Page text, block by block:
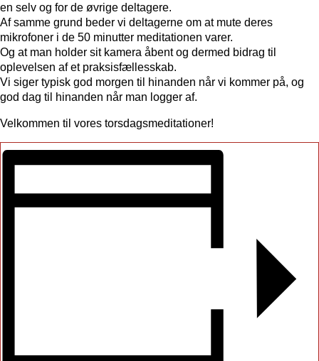
en selv og for de øvrige deltagere.
Af samme grund beder vi deltagerne om at mute deres
mikrofoner i de 50 minutter meditationen varer.
Og at man holder sit kamera åbent og dermed bidrag til
oplevelsen af et praksisfællesskab.
Vi siger typisk god morgen til hinanden når vi kommer på, og
god dag til hinanden når man logger af.
Velkommen til vores torsdagsmeditationer!